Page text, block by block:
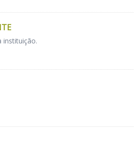
instituição.